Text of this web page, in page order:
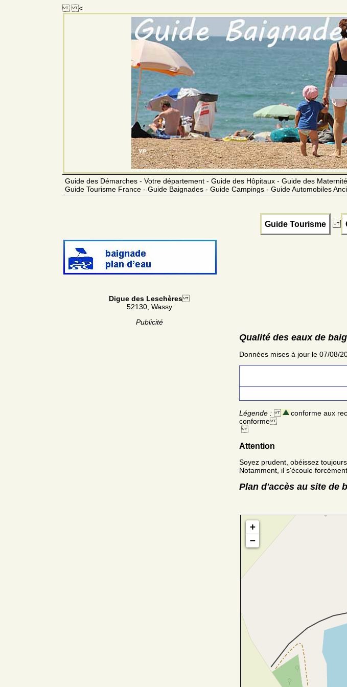
<
Guide des Démarches - Votre département - Guide des Hôpitaux - Guide des
Guide Tourisme France - Guide Baignades - Guide Campings - Guide Automobiles
Guide Tourisme
Digue des Leschères
52130, Wassy
Publicité
Qualité des eaux de
Données mises à jour le 07/08/
Légende : conforme aux
conforme
Attention
Soyez prudent, obéissez
Notamment, il s'écoule
Plan d'accès au site de
+
−